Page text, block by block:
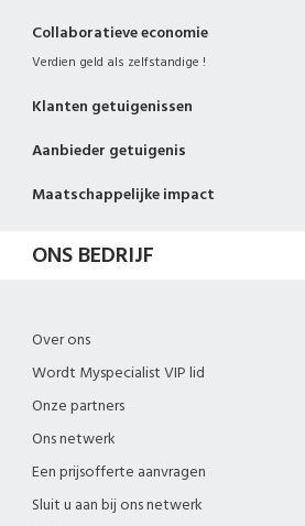
Collaboratieve economie
Verdien geld als zelfstandige !
Klanten getuigenissen
Aanbieder getuigenis
Maatschappelijke impact
ONS BEDRIJF
Over ons
Wordt Myspecialist VIP lid
Onze partners
Ons netwerk
Een prijsofferte aanvragen
Sluit u aan bij ons netwerk